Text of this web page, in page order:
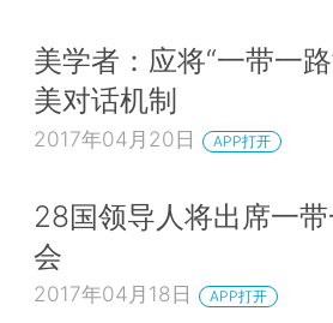
美学者：应将“一带一
美对话机制
2017年04月20日 APP打开
28国领导人将出席一
会
2017年04月18日 APP打开